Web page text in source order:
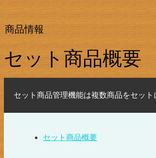
商品情報
セット商品概要
セット商品管理機能は複数商品をセッ
セット商品概要